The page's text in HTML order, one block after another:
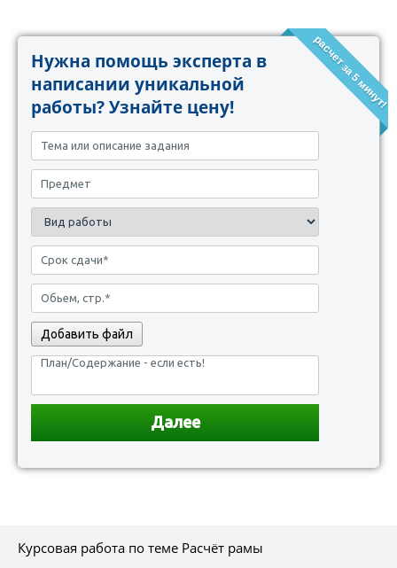
расчет за 5 минут!
Нужна помощь эксперта в
написании уникальной
работы? Узнайте цену!
Добавить файл
Курсовая работа по теме Расчёт рамы